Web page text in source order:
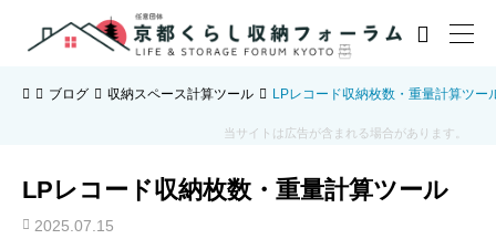

ブログ 収納スペース計算ツール LPレコード収納枚数・重量計算ツー
当サイトは広告が含まれる場合があります。
LPレコード収納枚数・重量計算ツール
2025.07.15